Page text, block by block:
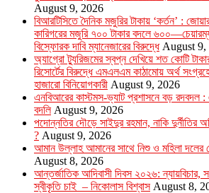
August 9, 2026
বিআরটিসিতে দৈনিক মজুরির টাকায় ‘কর্তন’ :
কারিগরের মজুরি ৭০০ টাকার বদলে
বিস্ফোরক দাবি ম্যানেজারের বিরুদ্ধে August 9,
অ্যাগ্রো ট্যুরিজমের স্বপ্ন দেখিয়ে শত কোটি
রিসোর্টের বিরুদ্ধে এমএলএম কাঠামোয় অর্থ
হাজারো বিনিয়োগকারী August 9, 2026
এনবিআরের কাস্টমস-ভ্যাট প্রশাসনে বড় রদবদল
বদলি August 9, 2026
পদোন্নতির দৌড়ে সাইদুর রহমান, নাকি
? August 9, 2026
আমান উল্লাহ আমানের সাথে নিশু ও মহিলা দলের
August 8, 2026
আন্তর্জাতিক আদিবাসী দিবস ২০২৬: ন্যায়বিচার,
স্বীকৃতি চাই – নিকোলাস বিশ্বাস August 8,